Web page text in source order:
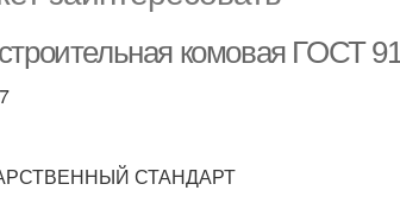
комовая ГОСТ
СТАНДАРТ